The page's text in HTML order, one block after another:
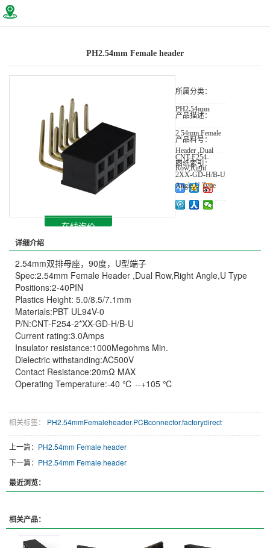
PH2.54mm Female header
所属分类：
PH2.54mm
产品描述：
2.54mm Female
Header ,Dual
Row,Right
Angle,U Type
产品料号：
CNT-F254-
2XX-GD-H/B-U
图纸索引：
在线询价
详细介绍
2.54mm双排母座，90度，U型端子
Spec:2.54mm Female Header ,Dual Row,Right Angle,U Type
Positions:2-40PIN
Plastics Height: 5.0/8.5/7.1mm
Materials:PBT UL94V-0
P/N:CNT-F254-2*XX-GD-H/B-U
Current rating:3.0Amps
Insulator resistance:1000Megohms Min.
Dielectric withstanding:AC500V
Contact Resistance:20mΩ MAX
Operating Temperature:-40 ℃ --+105 ℃
相关标签： PH2.54mmFemaleheader,PCBconnector,factorydirect
上一篇： PH2.54mm Female header
下一篇： PH2.54mm Female header
最近浏览：
相关产品：